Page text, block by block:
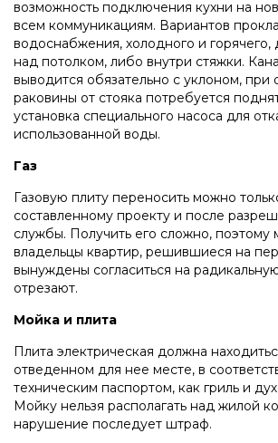
возможность подключения кухни на
всем коммуникациям. Вариантов
водоснабжения, холодного и горячего,
над потолком, либо внутри стяжки.
выводится обязательно с уклоном, при
раковины от стояка потребуется
установка специального насоса для
использованной воды.
Газ
Газовую плиту переносить можно
составленному проекту и после
службы. Получить его сложно, поэтому
владельцы квартир, решившиеся на
вынуждены согласиться на
отрезают.
Мойка и плита
Плита электрическая должна
отведенном для нее месте, в
техническим паспортом, как гриль и
Мойку нельзя располагать над жилой
нарушение последует штраф.